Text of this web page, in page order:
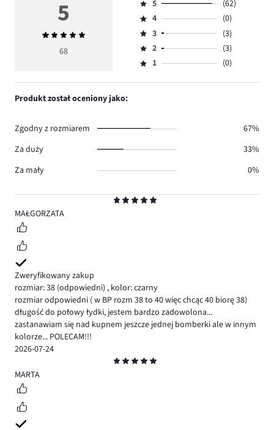
5
MAŁGORZATA
Zweryfikowany zakup
rozmiar: 38 (odpowiedni) , kolor: czarny
rozmiar odpowiedni ( w BP rozm 38 to 40 więc chcąc 40 biorę 38)
długość do połowy łydki, jestem bardzo zadowolona...
zastanawiam się nad kupnem jeszcze jednej bomberki ale w innym
kolorze... POLECAM!!!
2026-07-24
5
MARTA
5
Średnia
ocena
68
Ocena
5,
ilość
głosów
62.
5
(62)
Ocena
4,
ilość
głosów
4
(0)
Ocena
3,
ilość
3
(3)
Ocena
2,
2
(3)
Ocena
1,
1 (0)
Produkt został oceniony jako:
Zgodny z rozmiarem
67%
Za duży
33%
Za mały
0%